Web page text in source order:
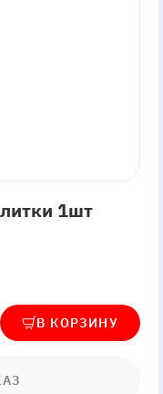
1шт
В КОРЗИНУ